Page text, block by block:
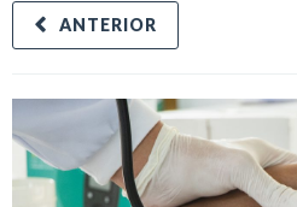
ANTERIOR